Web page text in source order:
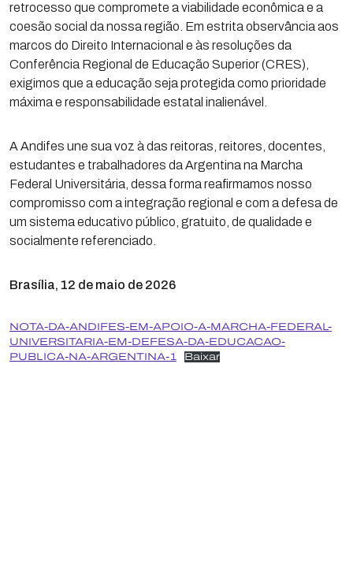
retrocesso que compromete a viabilidade econômica e a
coesão social da nossa região. Em estrita observância aos
marcos do Direito Internacional e às resoluções da
Conferência Regional de Educação Superior (CRES),
exigimos que a educação seja protegida como prioridade
máxima e responsabilidade estatal inalienável.
A Andifes une sua voz à das reitoras, reitores, docentes,
estudantes e trabalhadores da Argentina na Marcha
Federal Universitária, dessa forma reafirmamos nosso
compromisso com a integração regional e com a defesa de
um sistema educativo público, gratuito, de qualidade e
socialmente referenciado.
Brasília, 12 de maio de 2026
NOTA-DA-ANDIFES-EM-APOIO-A-MARCHA-FEDERAL-
UNIVERSITARIA-EM-DEFESA-DA-EDUCACAO-
PUBLICA-NA-ARGENTINA-1
Baixar